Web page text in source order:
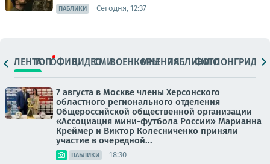
ПАБЛИКИ Сегодня, 12:37
ЛЕНТАТОПОФИЦ.ВИДЕОСМИВОЕНКОРЫМНЕНИЯПАБЛИКИ
ФОТОЛОНГРИДЫ
7 августа в Москве члены Херсонского
областного регионального отделения
Общероссийской общественной организации
«Ассоциация мини-футбола России» Марианна
Креймер и Виктор Колесниченко приняли
участие в очередной...
ПАБЛИКИ 18:30